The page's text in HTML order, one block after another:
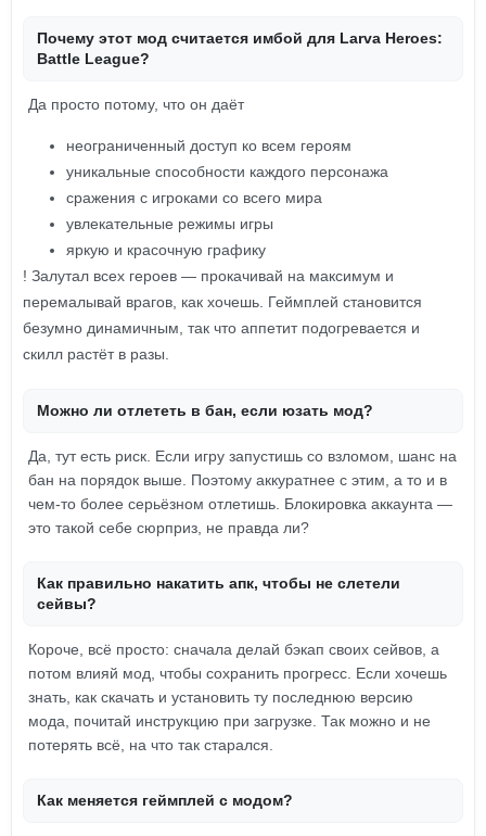
Почему этот мод считается имбой для Larva Heroes:
Battle League?
Да просто потому, что он даёт
неограниченный доступ ко всем героям
уникальные способности каждого персонажа
сражения с игроками со всего мира
увлекательные режимы игры
яркую и красочную графику
! Залутал всех героев — прокачивай на максимум и
перемалывай врагов, как хочешь. Геймплей становится
безумно динамичным, так что аппетит подогревается и
скилл растёт в разы.
Можно ли отлететь в бан, если юзать мод?
Да, тут есть риск. Если игру запустишь со взломом, шанс на
бан на порядок выше. Поэтому аккуратнее с этим, а то и в
чем-то более серьёзном отлетишь. Блокировка аккаунта —
это такой себе сюрприз, не правда ли?
Как правильно накатить апк, чтобы не слетели
сейвы?
Короче, всё просто: сначала делай бэкап своих сейвов, а
потом влияй мод, чтобы сохранить прогресс. Если хочешь
знать, как скачать и установить ту последнюю версию
мода, почитай инструкцию при загрузке. Так можно и не
потерять всё, на что так старался.
Как меняется геймплей с модом?